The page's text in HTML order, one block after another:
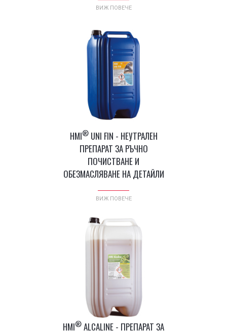
ВИЖ ПОВЕЧЕ
HMI®UNI FIN - НЕУТРАЛЕН
ПРЕПАРАТ ЗА РЪЧНО
ПОЧИСТВАНЕ И
ОБЕЗМАСЛЯВАНЕ НА ДЕТАЙЛИ
ВИЖ ПОВЕЧЕ
HMI®ALCALINE - ПРЕПАРАТ ЗА